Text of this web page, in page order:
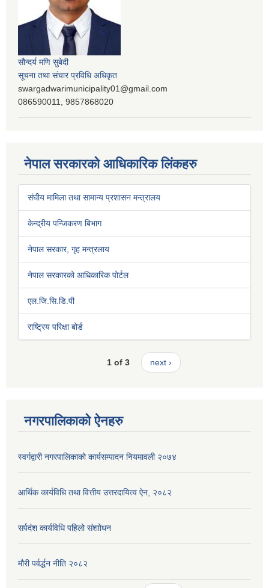
सौन्दर्य मणि सुबेदी
सूचना तथा संचार प्रविधि अधिकृत
swargadwarimunicipality01@gmail.com
086590011, 9857868020
नेपाल सरकारको आधिकारिक लिंकहरु
संघीय मामिला तथा सामान्य प्रशासन मन्त्रालय
केन्द्रीय पन्जिकरण बिभाग
नेपाल सरकार, गृह मन्त्रलाय
नेपाल सरकारको आधिकारिक पोर्टल
एल.जि.सि.डि.पी
राष्ट्रिय परिक्षा बोर्ड
1 of 3 next ›
नगरपालिकाको ऐनहरु
स्वर्गद्वारी नगरपालिकाको कार्यसम्पादन नियमावली २०७४
आर्थिक कार्यविधि तथा वित्तीय उत्तरदायित्व ऐन, २०८२
सर्पदंश कार्यविधि पहिलो संशाोधन
मौरी पर्वर्द्धन नीति २०८२